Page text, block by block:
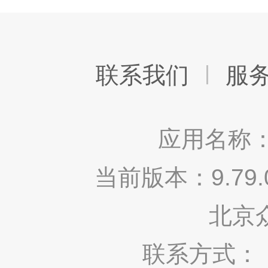
联系我们 服
应用名称
当前版本：
北京
联系方式